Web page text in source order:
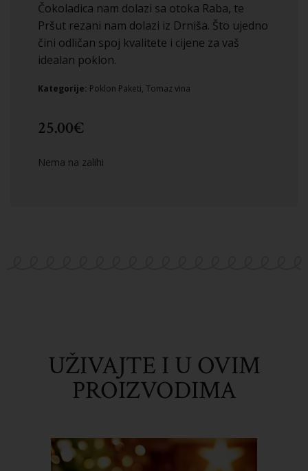
Čokoladica nam dolazi sa otoka Raba, te
Pršut rezani nam dolazi iz Drniša. Što ujedno
čini odličan spoj kvalitete i cijene za vaš
idealan poklon.
Kategorije: Poklon Paketi, Tomaz vina
25.00€
Nema na zalihi
UŽIVAJTE I U OVIM
PROIZVODIMA